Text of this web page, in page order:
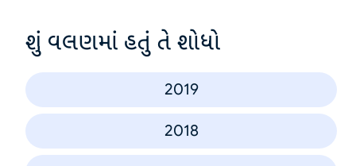
શું વલણમાં હતું તે શોધો
2019
2018